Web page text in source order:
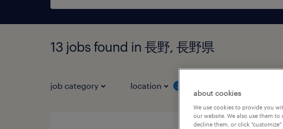
13 jobs found in 長野, 長野県
job category location 3
about cookies
We use cookies to provide you
our website. We also use them
decline them, or click